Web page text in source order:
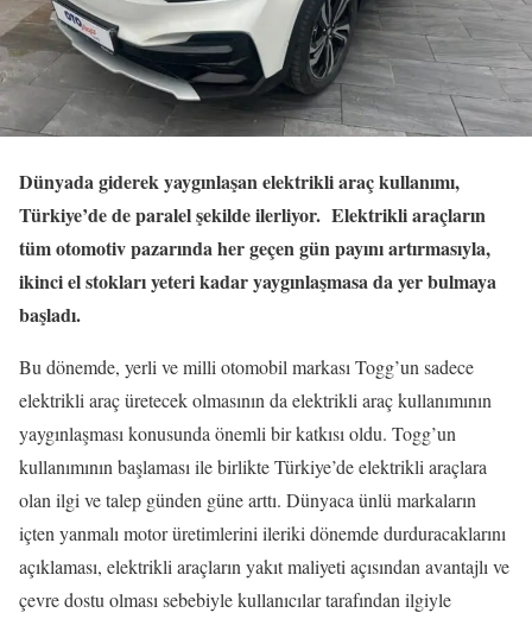
Dünyada giderek yaygınlaşan elektrikli araç kullanımı,
Türkiye’de de paralel şekilde ilerliyor. Elektrikli araçların
tüm otomotiv pazarında her geçen gün payını artırmasıyla,
ikinci el stokları yeteri kadar yaygınlaşmasa da yer bulmaya
başladı.
Bu dönemde, yerli ve milli otomobil markası Togg’un sadece
elektrikli araç üretecek olmasının da elektrikli araç kullanımının
yaygınlaşması konusunda önemli bir katkısı oldu. Togg’un
kullanımının başlaması ile birlikte Türkiye’de elektrikli araçlara
olan ilgi ve talep günden güne arttı. Dünyaca ünlü markaların
içten yanmalı motor üretimlerini ileriki dönemde durduracaklarını
açıklaması, elektrikli araçların yakıt maliyeti açısından avantajlı ve
çevre dostu olması sebebiyle kullanıcılar tarafından ilgiyle